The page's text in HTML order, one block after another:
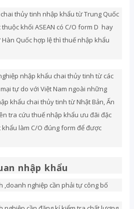
thủy tinh nhập khẩu từ Trung Quốc
khối ASEAN có C/O form D hay
Quốc hợp lệ thì thuế nhập khẩu
nhập khẩu chai thủy tinh từ các
tự do với Việt Nam ngoài những
khẩu chai thủy tinh từ Nhật Bản, Ấn
tra cứu thuế nhập khẩu ưu đãi đặc
làm C/O đúng form để được
nhập khẩu
,doanh nghiệp cần phải tự công bố